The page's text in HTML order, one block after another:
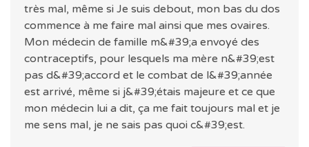
très mal, même si Je suis debout, mon bas du dos
commence à me faire mal ainsi que mes ovaires.
Mon médecin de famille m&#39;a envoyé des
contraceptifs, pour lesquels ma mère n&#39;est
pas d&#39;accord et le combat de l&#39;année
est arrivé, même si j&#39;étais majeure et ce que
mon médecin lui a dit, ça me fait toujours mal et je
me sens mal, je ne sais pas quoi c&#39;est.